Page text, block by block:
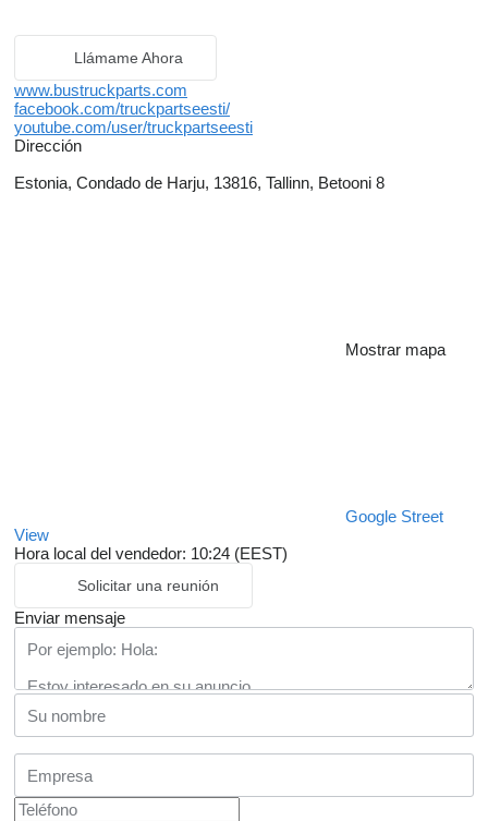
Llámame Ahora
www.bustruckparts.com
facebook.com/truckpartseesti/
youtube.com/user/truckpartseesti
Dirección
Estonia, Condado de Harju, 13816, Tallinn, Betooni 8
Mostrar mapa
Google Street
View
Hora local del vendedor: 10:24 (EEST)
Solicitar una reunión
Enviar mensaje